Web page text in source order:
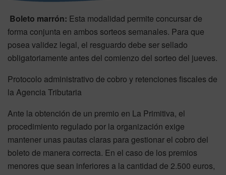
Boleto marrón: Esta modalidad permite concursar de
forma conjunta en ambos sorteos semanales. Para que
posea validez legal, el resguardo debe ser sellado
obligatoriamente antes del comienzo del sorteo del jueves.
Protocolo administrativo de cobro y retenciones fiscales de
la Agencia Tributaria
Ante la obtención de un premio en La Primitiva, el
procedimiento regulado por la organización exige
mantener unas pautas claras para gestionar el cobro del
boleto de manera correcta. En el caso de los premios
menores que sean inferiores a la cantidad de 2.500 euros,